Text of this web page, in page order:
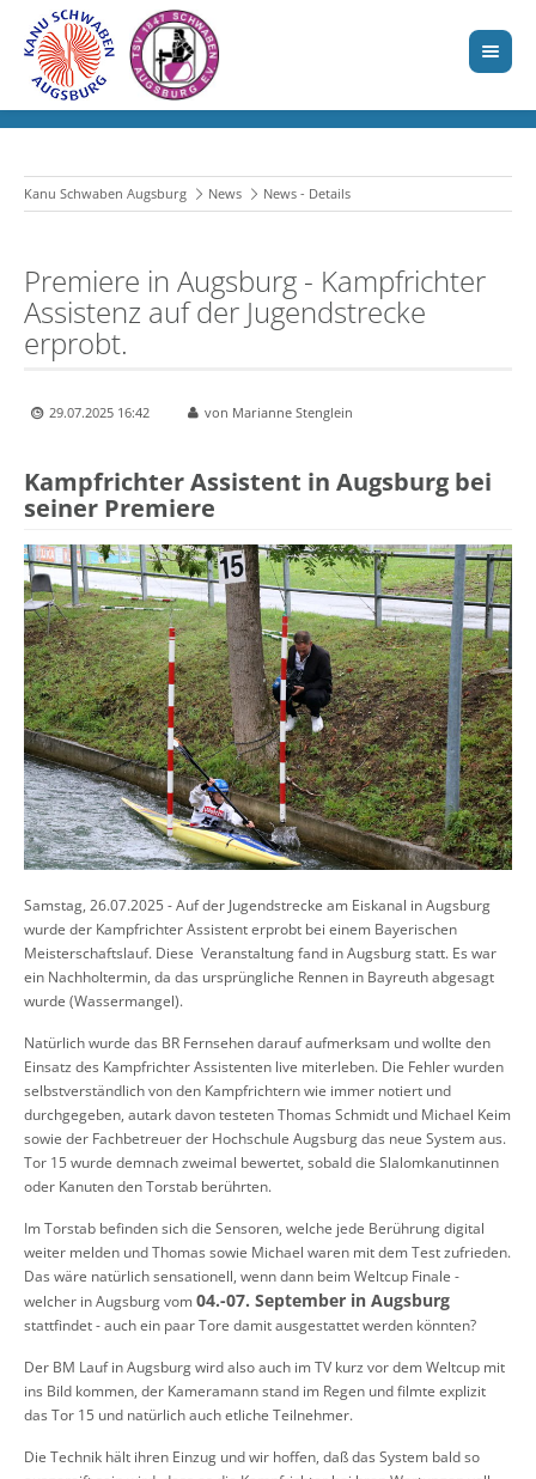
Kanu Schwaben Augsburg News News - Details
Premiere in Augsburg - Kampfrichter
Assistenz auf der Jugendstrecke
erprobt.
29.07.2025 16:42 von Marianne Stenglein
Kampfrichter Assistent in Augsburg bei
seiner Premiere
Samstag, 26.07.2025 - Auf der Jugendstrecke am Eiskanal in Augsburg
wurde der Kampfrichter Assistent erprobt bei einem Bayerischen
Meisterschaftslauf. Diese Veranstaltung fand in Augsburg statt. Es war
ein Nachholtermin, da das ursprüngliche Rennen in Bayreuth abgesagt
wurde (Wassermangel).
Natürlich wurde das BR Fernsehen darauf aufmerksam und wollte den
Einsatz des Kampfrichter Assistenten live miterleben. Die Fehler wurden
selbstverständlich von den Kampfrichtern wie immer notiert und
durchgegeben, autark davon testeten Thomas Schmidt und Michael Keim
sowie der Fachbetreuer der Hochschule Augsburg das neue System aus.
Tor 15 wurde demnach zweimal bewertet, sobald die Slalomkanutinnen
oder Kanuten den Torstab berührten.
Im Torstab befinden sich die Sensoren, welche jede Berührung digital
weiter melden und Thomas sowie Michael waren mit dem Test zufrieden.
Das wäre natürlich sensationell, wenn dann beim Weltcup Finale -
welcher in Augsburg vom04.-07. September in Augsburg
stattfindet - auch ein paar Tore damit ausgestattet werden könnten?
Der BM Lauf in Augsburg wird also auch im TV kurz vor dem Weltcup mit
ins Bild kommen, der Kameramann stand im Regen und filmte explizit
das Tor 15 und natürlich auch etliche Teilnehmer.
Die Technik hält ihren Einzug und wir hoffen, daß das System bald so